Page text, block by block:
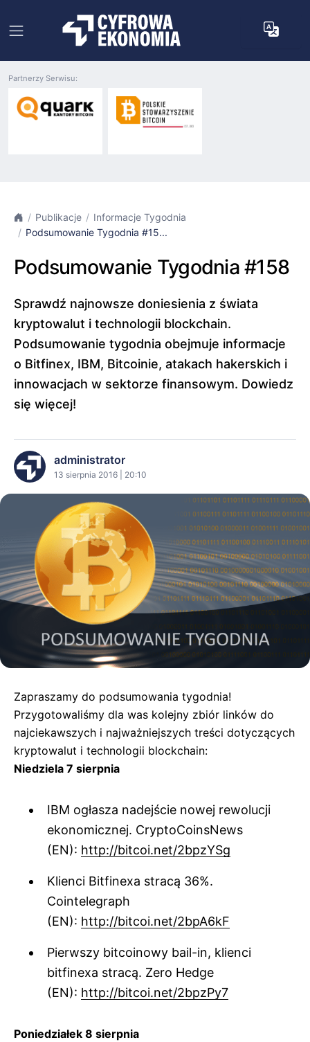
Partnerzy Serwisu:
Publikacje
Informacje Tygodnia
Podsumowanie Tygodnia #15...
Podsumowanie Tygodnia #158
Sprawdź najnowsze doniesienia z świata
kryptowalut i technologii blockchain.
Podsumowanie tygodnia obejmuje informacje
o Bitfinex, IBM, Bitcoinie, atakach hakerskich i
innowacjach w sektorze finansowym. Dowiedz
się więcej!
administrator
13 sierpnia 2016 | 20:10
Zapraszamy do podsumowania tygodnia!
Przygotowaliśmy dla was kolejny zbiór linków do
najciekawszych i najważniejszych treści dotyczących
kryptowalut i technologii blockchain:
Niedziela 7 sierpnia
IBM ogłasza nadejście nowej rewolucji
ekonomicznej. CryptoCoinsNews
(EN): http://bitcoi.net/2bpzYSg
Klienci Bitfinexa stracą 36%.
Cointelegraph
(EN): http://bitcoi.net/2bpA6kF
Pierwszy bitcoinowy bail-in, klienci
bitfinexa stracą. Zero Hedge
(EN): http://bitcoi.net/2bpzPy7
Poniedziałek 8 sierpnia